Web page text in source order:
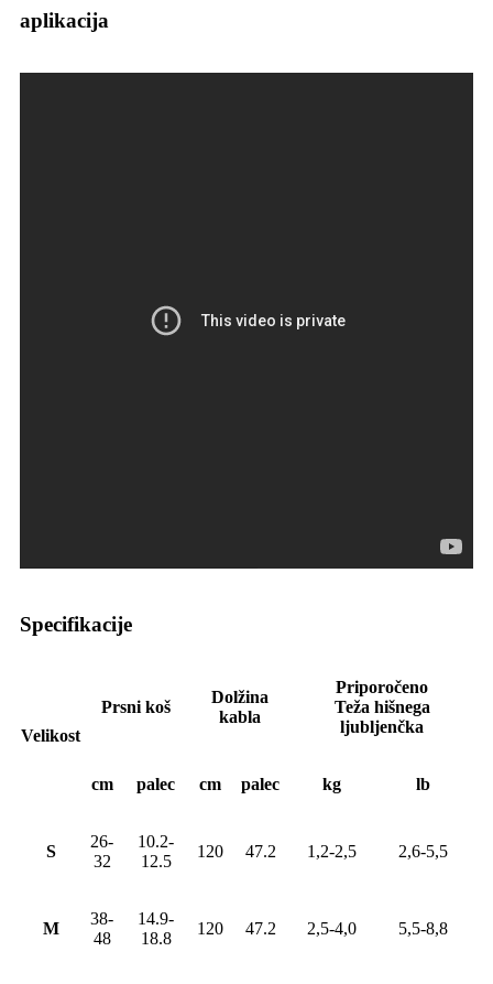
aplikacija
Specifikacije
Velikost
Prsni koš
Dolžina
kabla
Priporočeno
Teža hišnega
ljubljenčka
cm palec cm palec kg lb
S
26-
32
10.2-
12.5
120 47.2 1,2-2,5 2,6-5,5
M
38-
48
14.9-
18.8
120 47.2 2,5-4,0 5,5-8,8